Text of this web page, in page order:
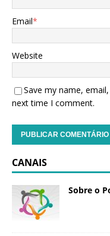
Email*
Website
Save my name,
next time I comment.
CANAIS
Sobre o